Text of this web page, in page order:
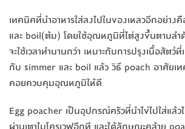
เทคนิคที่นำอาหารใส่ลงไปในของเหลวอีกอย่าง
และ boil(ต้ม) โดยใช้อุณหภูมิที่ไต่สูงขึ้นตามล
จะใช้เวลาทำนานกว่า เหมาะกับการปรุงเนื้อสัต
กับ simmer และ boil แล้ว วิธี poach อาศัยเ
คอยควบคุมอุณหภูมิให้ดี
Egg poacher เป็นอุปกรณ์ครัวที่นำไข่ไปใส่แล้